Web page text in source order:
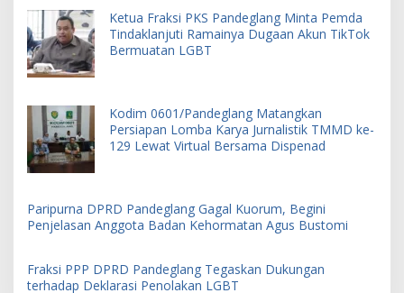
Ketua Fraksi PKS Pandeglang Minta Pemda
Tindaklanjuti Ramainya Dugaan Akun TikTok
Bermuatan LGBT
Kodim 0601/Pandeglang Matangkan
Persiapan Lomba Karya Jurnalistik TMMD ke-
129 Lewat Virtual Bersama Dispenad
Paripurna DPRD Pandeglang Gagal Kuorum, Begini
Penjelasan Anggota Badan Kehormatan Agus Bustomi
Fraksi PPP DPRD Pandeglang Tegaskan Dukungan
terhadap Deklarasi Penolakan LGBT